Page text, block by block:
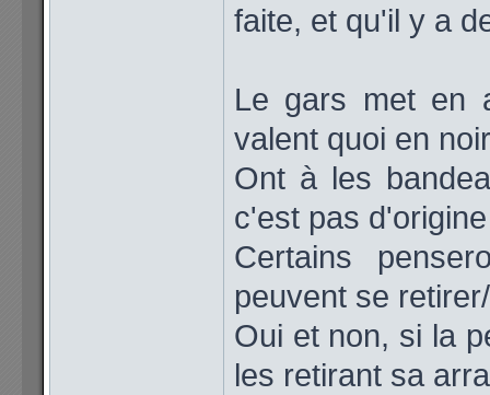
faite, et qu'il y a
Le gars met en
valent quoi en
Ont à les
c'est pas
Certains
peuvent se
Oui et non, si la
les retirant sa